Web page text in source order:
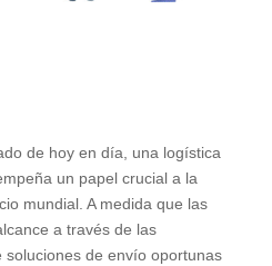
de hoy en día, una logística
un papel crucial a la
mundial. A medida que las
a través de las
de envío oportunas